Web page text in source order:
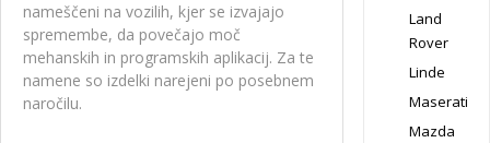
nameščeni na vozilih, kjer se izvajajo
spremembe, da povečajo moč
mehanskih in programskih aplikacij. Za te
namene so izdelki narejeni po posebnem
naročilu.
Land
Rover
Linde
Maserati
Mazda